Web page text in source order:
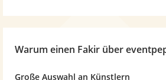
Warum einen Fakir über
Große Auswahl an Künstlern